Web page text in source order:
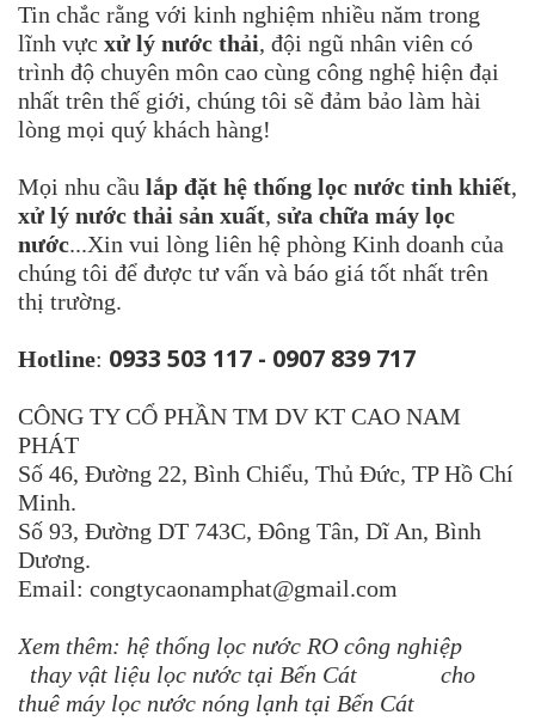
Tin chắc rằng với kinh nghiệm nhiều năm trong
lĩnh vực xử lý nước thải, đội ngũ nhân viên có
trình độ chuyên môn cao cùng công nghệ hiện đại
nhất trên thế giới, chúng tôi sẽ đảm bảo làm hài
lòng mọi quý khách hàng!
Mọi nhu cầu lắp đặt hệ thống lọc nước tinh khiết,
xử lý nước thải sản xuất, sửa chữa máy lọc
nước...Xin vui lòng liên hệ phòng Kinh doanh của
chúng tôi để được tư vấn và báo giá tốt nhất trên
thị trường.
Hotline: 0933 503 117 - 0907 839 717
CÔNG TY CỔ PHẦN TM DV KT CAO NAM
PHÁT
Số 46, Đường 22, Bình Chiểu, Thủ Đức, TP Hồ Chí
Minh.
Số 93, Đường DT 743C, Đông Tân, Dĩ An, Bình
Dương.
Email: congtycaonamphat@gmail.com
Xem thêm: hệ thống lọc nước RO công nghiệp
thay vật liệu lọc nước tại Bến Cát
cho
thuê máy lọc nước nóng lạnh tại Bến Cát